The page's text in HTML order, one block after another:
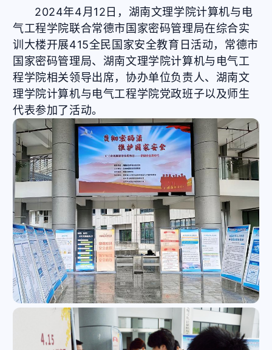
2024年4月12日，湖南文理学院计算机与电
气工程学院联合常德市国家密码管理局在综合实
训大楼开展415全民国家安全教育日活动，常德市
国家密码管理局、湖南文理学院计算机与电气工
程学院相关领导出席，协办单位负责人、湖南文
理学院计算机与电气工程学院党政班子以及师生
代表参加了活动。